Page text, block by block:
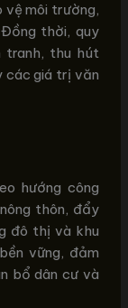
vệ môi trường,
thời, quy
tranh, thu hút
các giá trị văn
hướng công
thôn, đẩy
đô thị và khu
vững, đảm
bổ dân cư và